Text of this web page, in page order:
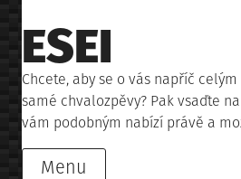
to
content
ESEI
Chcete, aby se o vás napříč
samé chvalozpěvy? Pak vsaďte
vám podobným nabízí právě a
Menu